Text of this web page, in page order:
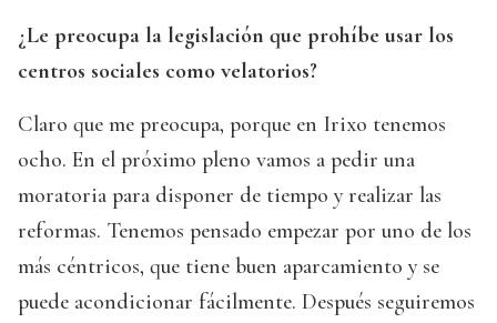
¿Le preocupa la legislación que prohíbe usar los
centros sociales como velatorios?
Claro que me preocupa, porque en Irixo tenemos
ocho. En el próximo pleno vamos a pedir una
moratoria para disponer de tiempo y realizar las
reformas. Tenemos pensado empezar por uno de los
más céntricos, que tiene buen aparcamiento y se
puede acondicionar fácilmente. Después seguiremos